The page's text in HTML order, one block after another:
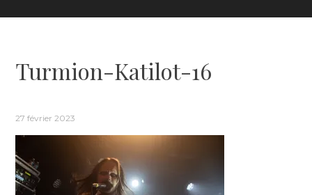
Turmion-Katilot-16
27 février 2023